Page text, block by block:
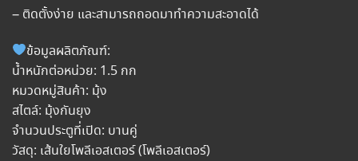
– ติดตั้งง่าย และสามารถถอดมาทำความสะอาดได้
ข้อมูลผลิตภัณฑ์:
น้ำหนักต่อหน่วย: 1.5 กก
หมวดหมู่สินค้า: มุ้ง
สไตล์: มุ้งกันยุง
จำนวนประตูที่เปิด: บานคู่
วัสดุ: เส้นใยโพลีเอสเตอร์ (โพลีเอสเตอร์)